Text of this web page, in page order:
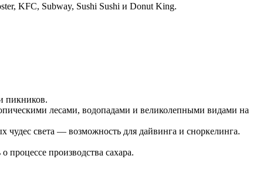
KFC, Subway, Sushi Sushi и Donut King.
пикников.
лесами, водопадами и великолепными видами на
света — возможность для дайвинга и сноркелинга.
производства сахара.